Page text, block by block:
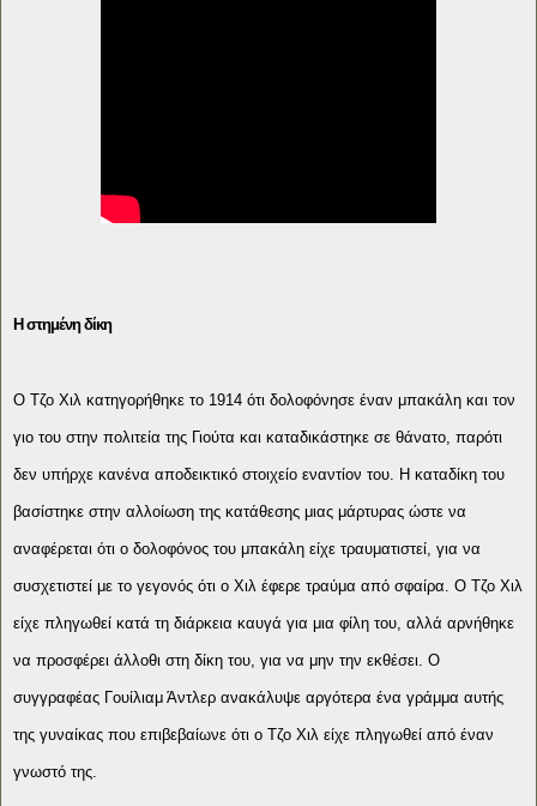
Η στημένη δίκη
Ο Τζο Χιλ κατηγορήθηκε το 1914 ότι δολοφόνησε έναν μπακάλη και τον
γιο του στην πολιτεία της Γιούτα και καταδικάστηκε σε θάνατο, παρότι
δεν υπήρχε κανένα αποδεικτικό στοιχείο εναντίον του. Η καταδίκη του
βασίστηκε στην αλλοίωση της κατάθεσης μιας μάρτυρας ώστε να
αναφέρεται ότι ο δολοφόνος του μπακάλη είχε τραυματιστεί, για να
συσχετιστεί με το γεγονός ότι ο Χιλ έφερε τραύμα από σφαίρα. Ο Τζο Χιλ
είχε πληγωθεί κατά τη διάρκεια καυγά για μια φίλη του, αλλά αρνήθηκε
να προσφέρει άλλοθι στη δίκη του, για να μην την εκθέσει. Ο
συγγραφέας Γουίλιαμ Άντλερ ανακάλυψε αργότερα ένα γράμμα αυτής
της γυναίκας που επιβεβαίωνε ότι ο Τζο Χιλ είχε πληγωθεί από έναν
γνωστό της.